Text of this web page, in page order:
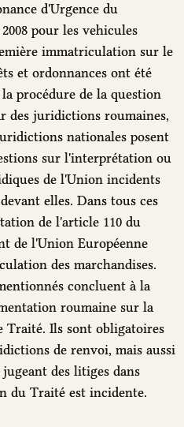
d'Urgence du
pour les vehicules
immatriculation sur le
et ordonnances ont été
procédure de la question
des juridictions roumaines,
nationales posent
sur l'interprétation ou
de l'Union incidents
elles. Dans tous ces
de l'article 110 du
de l'Union Européenne
des marchandises.
concluent à la
roumaine sur la
Traité. Ils sont obligatoires
de renvoi, mais aussi
des litiges dans
du Traité est incidente.